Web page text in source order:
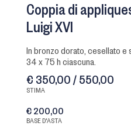
Coppia di
Luigi XVI
in bronzo dorato, cesellato e sbalzato, tre luci ciascuna, cm
34 x 75 h ciascuna.
€ 350,00 / 550,00
STIMA
€ 200,00
BASE D'ASTA